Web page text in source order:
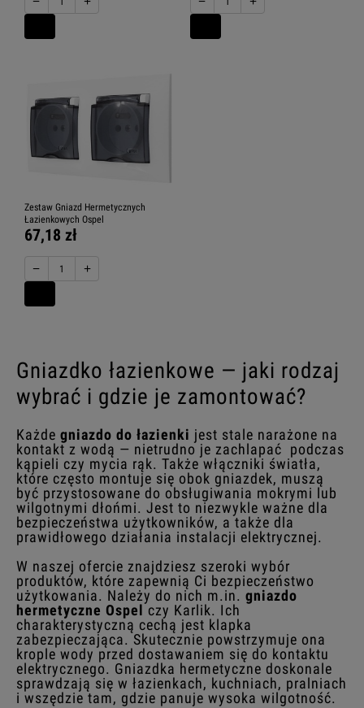
Zestaw Gniazd Hermetycznych
Łazienkowych Ospel
67,18 zł
− +
Gniazdko łazienkowe — jaki rodzaj
wybrać i gdzie je zamontować?
Każde gniazdo do łazienki jest stale narażone na
kontakt z wodą — nietrudno je zachlapać podczas
kąpieli czy mycia rąk. Także włączniki światła,
które często montuje się obok gniazdek, muszą
być przystosowane do obsługiwania mokrymi lub
wilgotnymi dłońmi. Jest to niezwykle ważne dla
bezpieczeństwa użytkowników, a także dla
prawidłowego działania instalacji elektrycznej.
W naszej ofercie znajdziesz szeroki wybór
produktów, które zapewnią Ci bezpieczeństwo
użytkowania. Należy do nich m.in. gniazdo
hermetyczne Ospel czy Karlik. Ich
charakterystyczną cechą jest klapka
zabezpieczająca. Skutecznie powstrzymuje ona
krople wody przed dostawaniem się do kontaktu
elektrycznego. Gniazdka hermetyczne doskonale
sprawdzają się w łazienkach, kuchniach, pralniach
i wszędzie tam, gdzie panuje wysoka wilgotność.